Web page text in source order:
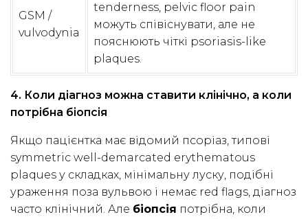
GSM /
vulvodynia
tenderness, pelvic floor pain
можуть співіснувати, але не
пояснюють чіткі psoriasis-like
plaques.
4. Коли діагноз можна ставити клінічно, а коли
потрібна біопсія
Якщо пацієнтка має відомий псоріаз, типові
symmetric well-demarcated erythematous
plaques у складках, мінімальну луску, подібні
ураження поза вульвою і немає red flags, діагноз
часто клінічний. Але біопсія потрібна, коли